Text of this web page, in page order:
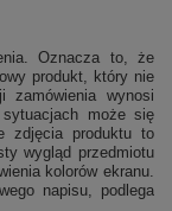
Oznacza to, że
produkt, który nie
zamówienia wynosi
może się
zdjęcia produktu to
wygląd przedmiotu
kolorów ekranu.
napisu, podlega